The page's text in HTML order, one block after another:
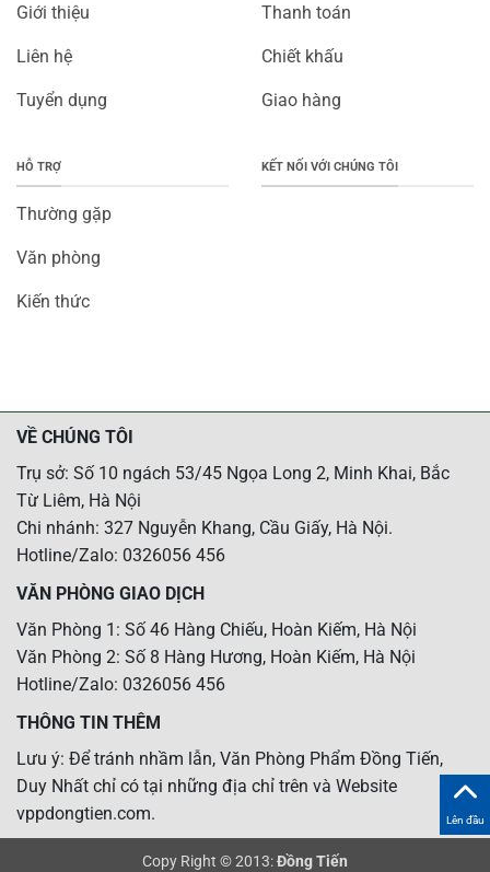
Giới thiệu
Liên hệ
Tuyển dụng
Thanh toán
Chiết khấu
Giao hàng
HỖ TRỢ
Thường gặp
Văn phòng
Kiến thức
KẾT NỐI VỚI CHÚNG TÔI
VỀ CHÚNG TÔI
Trụ sở: Số 10 ngách 53/45 Ngọa Long 2, Minh Khai, Bắc
Từ Liêm, Hà Nội
Chi nhánh: 327 Nguyễn Khang, Cầu Giấy, Hà Nội.
Hotline/Zalo: 0326056 456
VĂN PHÒNG GIAO DỊCH
Văn Phòng 1: Số 46 Hàng Chiếu, Hoàn Kiếm, Hà Nội
Văn Phòng 2: Số 8 Hàng Hương, Hoàn Kiếm, Hà Nội
Hotline/Zalo: 0326056 456
THÔNG TIN THÊM
Lưu ý: Để tránh nhầm lẫn, Văn Phòng Phẩm Đồng Tiến,
Duy Nhất chỉ có tại những địa chỉ trên và Website
vppdongtien.com.
Copy Right © 2013:Đồng Tiến
Lên đầu